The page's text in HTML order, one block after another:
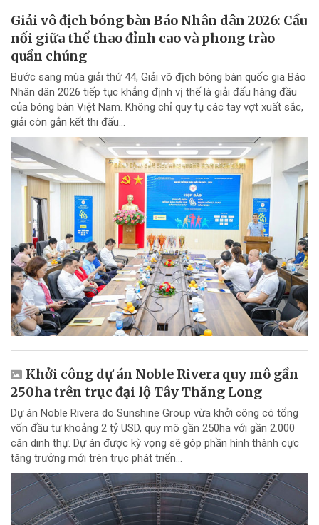
Giải vô địch bóng bàn Báo Nhân dân 2026: Cầu
nối giữa thể thao đỉnh cao và phong trào
quần chúng
Bước sang mùa giải thứ 44, Giải vô địch bóng bàn quốc gia Báo
Nhân dân 2026 tiếp tục khẳng định vị thế là giải đấu hàng đầu
của bóng bàn Việt Nam. Không chỉ quy tụ các tay vợt xuất sắc,
giải còn gắn kết thi đấu...
Khởi công dự án Noble Rivera quy mô gần
250ha trên trục đại lộ Tây Thăng Long
Dự án Noble Rivera do Sunshine Group vừa khởi công có tổng
vốn đầu tư khoảng 2 tỷ USD, quy mô gần 250ha với gần 2.000
căn dinh thự. Dự án được kỳ vọng sẽ góp phần hình thành cực
tăng trưởng mới trên trục phát triển...